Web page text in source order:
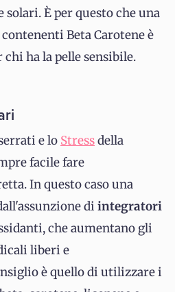
È per questo che una
Beta Carotene è
ha la pelle sensibile.
e lo Stressdella
facile fare
In questo caso una
di integratori
che aumentano gli
liberi e
è quello di utilizzare i